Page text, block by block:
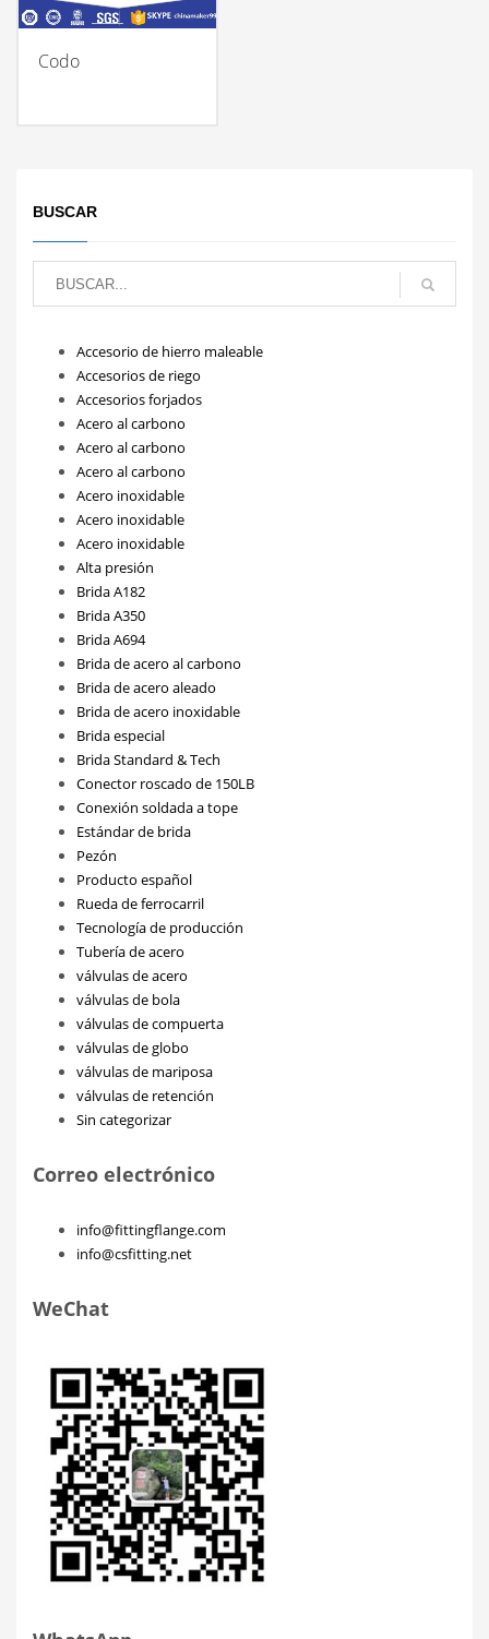
Codo
BUSCAR
Accesorio de hierro maleable
Accesorios de riego
Accesorios forjados
Acero al carbono
Acero al carbono
Acero al carbono
Acero inoxidable
Acero inoxidable
Acero inoxidable
Alta presión
Brida A182
Brida A350
Brida A694
Brida de acero al carbono
Brida de acero aleado
Brida de acero inoxidable
Brida especial
Brida Standard & Tech
Conector roscado de 150LB
Conexión soldada a tope
Estándar de brida
Pezón
Producto español
Rueda de ferrocarril
Tecnología de producción
Tubería de acero
válvulas de acero
válvulas de bola
válvulas de compuerta
válvulas de globo
válvulas de mariposa
válvulas de retención
Sin categorizar
Correo electrónico
info@fittingflange.com
info@csfitting.net
WeChat